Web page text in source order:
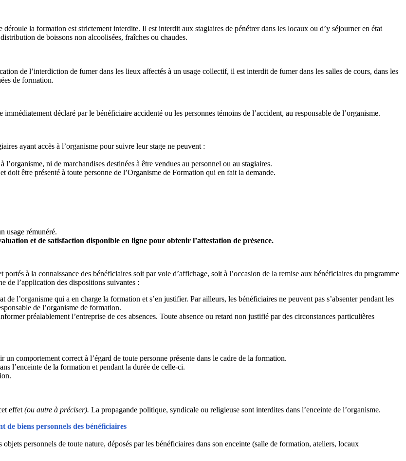
la formation est strictement interdite. Il est interdit aux stagiaires de pénétrer dans les locaux ou d’y séjourner en état
de boissons non alcoolisées, fraîches ou chaudes.
de l’interdiction de fumer dans les lieux affectés à un usage collectif, il est interdit de fumer dans les salles de cours, dans les
de formation.
déclaré par le bénéficiaire accidenté ou les personnes témoins de l’accident, au responsable de l’organisme.
ayant accès à l’organisme pour suivre leur stage ne peuvent :
ni de marchandises destinées à être vendues au personnel ou au stagiaires.
être présenté à toute personne de l’Organisme de Formation qui en fait la demande.
usage rémunéré.
et de satisfaction disponible en ligne pour obtenir l’attestation de présence.
à la connaissance des bénéficiaires soit par voie d’affichage, soit à l’occasion de la remise aux bénéficiaires du programme
de l’application des dispositions suivantes :
l’organisme qui a en charge la formation et s’en justifier. Par ailleurs, les bénéficiaires ne peuvent pas s’absenter pendant les
de l’organisme de formation.
préalablement l’entreprise de ces absences. Toute absence ou retard non justifié par des circonstances particulières
comportement correct à l’égard de toute personne présente dans le cadre de la formation.
l’enceinte de la formation et pendant la durée de celle-ci.
effet (ou autre à préciser). La propagande politique, syndicale ou religieuse sont interdites dans l’enceinte de l’organisme.
de biens personnels des bénéficiaires
personnels de toute nature, déposés par les bénéficiaires dans son enceinte (salle de formation, ateliers, locaux